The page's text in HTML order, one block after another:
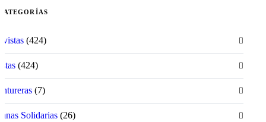
(424)
(424)
(7)
Solidarias (26)